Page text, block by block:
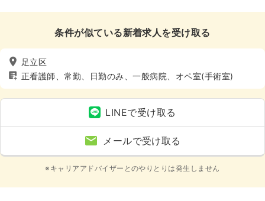
条件が似ている新着求人を受け取る
足立区
正看護師、常勤、日勤のみ、一般病院、オペ室(手術室)
LINEで受け取る
メールで受け取る
※キャリアアドバイザーとのやりとりは発生しません